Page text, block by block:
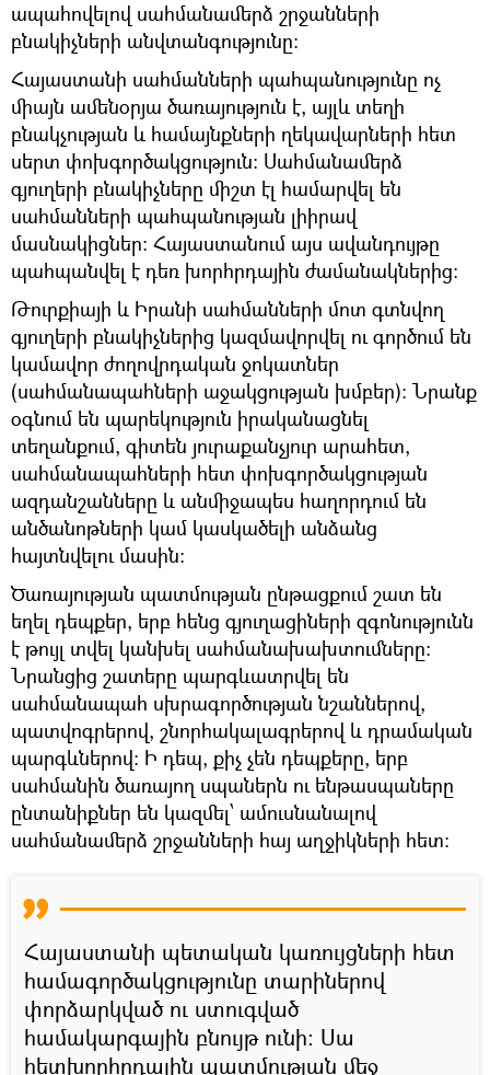
ապահովելով սահմանամերձ շրջանների
բնակիչների անվտանգությունը։
Հայաստանի սահմանների պահպանությունը ոչ
միայն ամենօրյա ծառայություն է, այլև տեղի
բնակչության և համայնքների ղեկավարների հետ
սերտ փոխգործակցություն։ Սահմանամերձ
գյուղերի բնակիչները միշտ էլ համարվել են
սահմանների պահպանության լիիրավ
մասնակիցներ։ Հայաստանում այս ավանդույթը
պահպանվել է դեռ խորհրդային ժամանակներից։
Թուրքիայի և Իրանի սահմանների մոտ գտնվող
գյուղերի բնակիչներից կազմավորվել ու գործում են
կամավոր ժողովրդական ջոկատներ
(սահմանապահների աջակցության խմբեր)։ Նրանք
օգնում են պարեկություն իրականացնել
տեղանքում, գիտեն յուրաքանչյուր արահետ,
սահմանապահների հետ փոխգործակցության
ազդանշանները և անմիջապես հաղորդում են
անծանոթների կամ կասկածելի անձանց
հայտնվելու մասին։
Ծառայության պատմության ընթացքում շատ են
եղել դեպքեր, երբ հենց գյուղացիների զգոնությունն
է թույլ տվել կանխել սահմանախախտումները։
Նրանցից շատերը պարգևատրվել են
սահմանապահ սխրագործության նշաններով,
պատվոգրերով, շնորհակալագրերով և դրամական
պարգևներով։ Ի դեպ, քիչ չեն դեպքերը, երբ
սահմանին ծառայող սպաներն ու ենթասպաները
ընտանիքներ են կազմել՝ ամուսնանալով
սահմանամերձ շրջանների հայ աղջիկների հետ։
Հայաստանի պետական կառույցների հետ
համագործակցությունը տարիներով
փորձարկված ու ստուգված
համակարգային բնույթ ունի։ Սա
հետխորհրդային պատմության մեջ